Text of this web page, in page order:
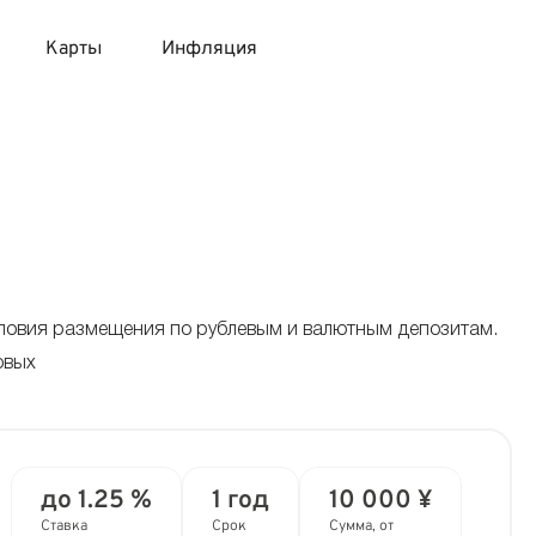
Карты
с моментальным решением
Инфляция
размещения по рублевым и валютным депозитам.
до 1.25 %
Ставка
1 год
Срок
10 000 ¥
Сумма, от